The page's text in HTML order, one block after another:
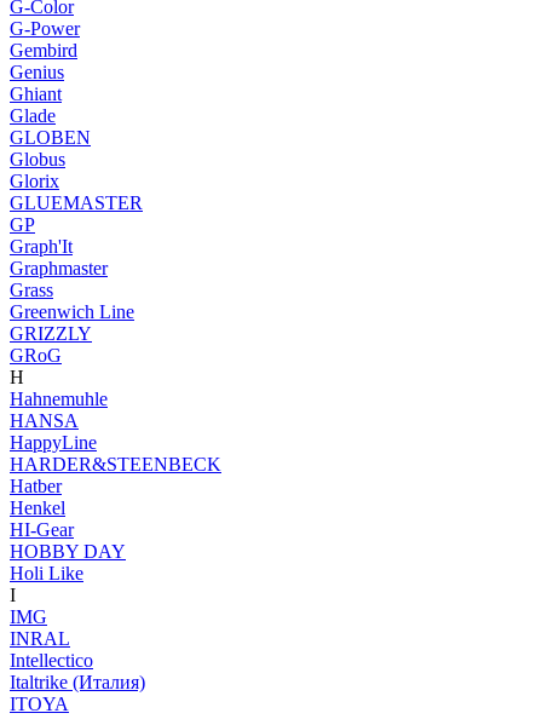
G-Color
G-Power
Gembird
Genius
Ghiant
Glade
GLOBEN
Globus
Glorix
GLUEMASTER
GP
Graph'It
Graphmaster
Grass
Greenwich Line
GRIZZLY
GRoG
H
Hahnemuhle
HANSA
HappyLine
HARDER&STEENBECK
Hatber
Henkel
HI-Gear
HOBBY DAY
Holi Like
I
IMG
INRAL
Intellectico
Italtrike (Италия)
ITOYA